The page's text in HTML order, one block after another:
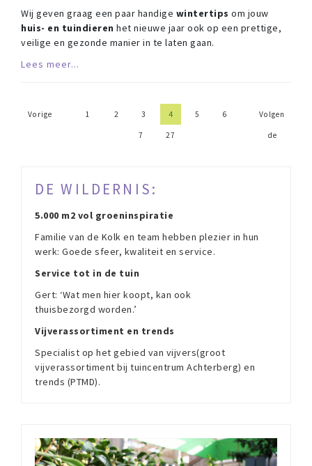
Wij geven graag een paar handige wintertips om jouw
huis- en tuindieren het nieuwe jaar ook op een prettige,
veilige en gezonde manier in te laten gaan.
Lees meer...
Vorige 1 2 3 4 5 6
7 27
Volgen
de
DE WILDERNIS:
5.000 m2 vol groeninspiratie
Familie van de Kolk en team hebben plezier in hun
werk: Goede sfeer, kwaliteit en service.
Service tot in de tuin
Gert: ‘Wat men hier koopt, kan ook
thuisbezorgd worden.’
Vijverassortiment en trends
Specialist op het gebied van vijvers(groot
vijverassortiment bij tuincentrum Achterberg) en
trends (PTMD).